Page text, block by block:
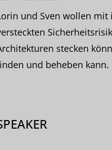
und Sven wollen mit
stecken
und beheben kann.